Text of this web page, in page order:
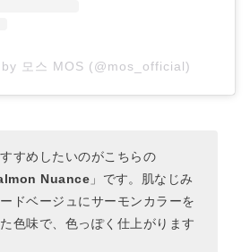
모스 MOS (@mos_official)
すめしたいのがこちらの
Nuance 」です。肌なじみ
ドベージュにサーモンカラーを
色味で、色っぽく仕上がります